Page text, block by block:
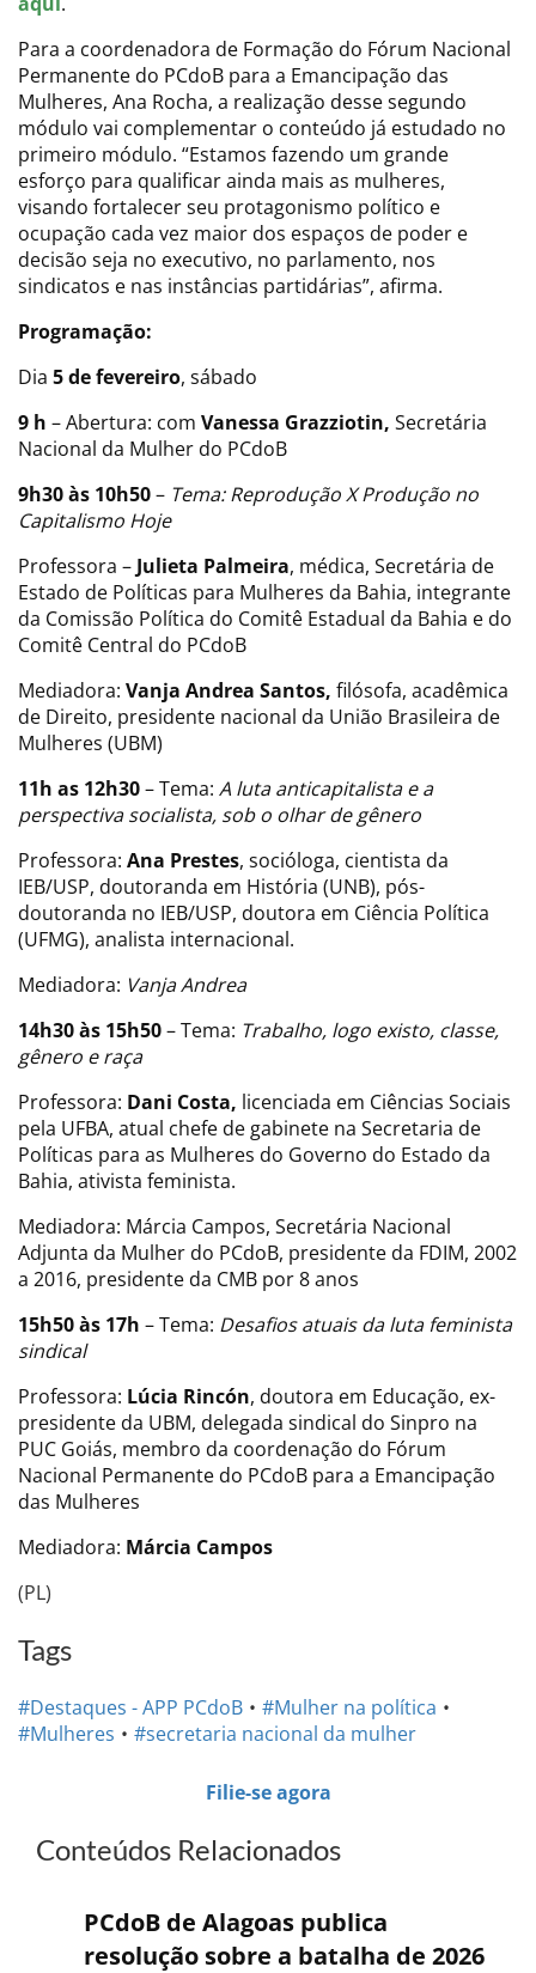
Para a coordenadora de Formação do Fórum Nacional
Permanente do PCdoB para a Emancipação das
Mulheres, Ana Rocha, a realização desse segundo
módulo vai complementar o conteúdo já estudado no
primeiro módulo. “Estamos fazendo um grande
esforço para qualificar ainda mais as mulheres,
visando fortalecer seu protagonismo político e
ocupação cada vez maior dos espaços de poder e
decisão seja no executivo, no parlamento, nos
sindicatos e nas instâncias partidárias”, afirma.
Programação:
Dia 5 de fevereiro, sábado
9 h – Abertura: com Vanessa Grazziotin, Secretária
Nacional da Mulher do PCdoB
9h30 às 10h50– Tema: Reprodução X Produção no
Capitalismo Hoje
Professora – Julieta Palmeira, médica, Secretária de
Estado de Políticas para Mulheres da Bahia, integrante
da Comissão Política do Comitê Estadual da Bahia e do
Comitê Central do PCdoB
Mediadora: Vanja Andrea Santos, filósofa, acadêmica
de Direito, presidente nacional da União Brasileira de
Mulheres (UBM)
11h as 12h30– Tema: A luta anticapitalista e a
perspectiva socialista, sob o olhar de gênero
Professora: Ana Prestes, socióloga, cientista da
IEB/USP, doutoranda em História (UNB), pós-
doutoranda no IEB/USP, doutora em Ciência Política
(UFMG), analista internacional.
Mediadora: Vanja Andrea
14h30 às 15h50– Tema: Trabalho, logo existo, classe,
gênero e raça
Professora: Dani Costa, licenciada em Ciências Sociais
pela UFBA, atual chefe de gabinete na Secretaria de
Políticas para as Mulheres do Governo do Estado da
Bahia, ativista feminista.
Mediadora: Márcia Campos, Secretária Nacional
Adjunta da Mulher do PCdoB, presidente da FDIM, 2002
a 2016, presidente da CMB por 8 anos
15h50 às 17h – Tema: Desafios atuais da luta feminista
sindical
Professora: Lúcia Rincón, doutora em Educação, ex-
presidente da UBM, delegada sindical do Sinpro na
PUC Goiás, membro da coordenação do Fórum
Nacional Permanente do PCdoB para a Emancipação
das Mulheres
Mediadora: Márcia Campos
(PL)
Tags
#Destaques - APP PCdoB
#Mulher na política
#Mulheres
#secretaria nacional da mulher
Filie-se agora
Conteúdos Relacionados
PCdoB de Alagoas publica
resolução sobre a batalha de 2026